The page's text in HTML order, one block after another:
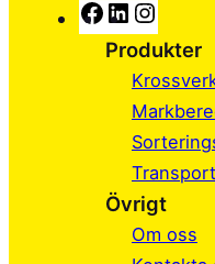
F
a
o
L
i
n
k
e
d
I
n
n
s
t
a
g
r
a
Produkter
Övrigt
Om oss